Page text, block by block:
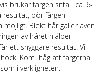
brukar färgen sitta i ca. 6-
bör färgen
Blekt hår gäller även
av håret hjälper
ett snyggare resultat. Vi
Kom ihåg att färgerna
i verkligheten.